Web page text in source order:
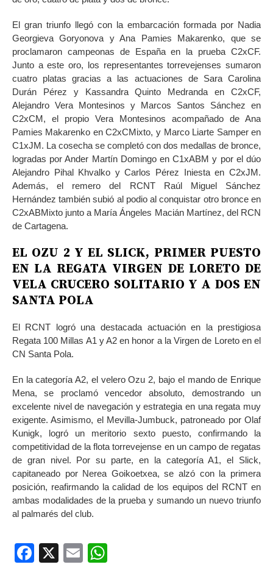
El gran triunfo llegó con la embarcación formada por Nadia
Georgieva Goryonova y Ana Pamies Makarenko, que se
proclamaron campeonas de España en la prueba C2xCF.
Junto a este oro, los representantes torrevejenses sumaron
cuatro platas gracias a las actuaciones de Sara Carolina
Durán Pérez y Kassandra Quinto Medranda en C2xCF,
Alejandro Vera Montesinos y Marcos Santos Sánchez en
C2xCM, el propio Vera Montesinos acompañado de Ana
Pamies Makarenko en C2xCMixto, y Marco Liarte Samper en
C1xJM. La cosecha se completó con dos medallas de bronce,
logradas por Ander Martín Domingo en C1xABM y por el dúo
Alejandro Pihal Khvalko y Carlos Pérez Iniesta en C2xJM.
Además, el remero del RCNT Raúl Miguel Sánchez
Hernández también subió al podio al conquistar otro bronce en
C2xABMixto junto a María Ángeles Macián Martínez, del RCN
de Cartagena.
EL OZU 2 Y EL SLICK, PRIMER PUESTO
EN LA REGATA VIRGEN DE LORETO DE
VELA CRUCERO SOLITARIO Y A DOS EN
SANTA POLA
El RCNT logró una destacada actuación en la prestigiosa
Regata 100 Millas A1 y A2 en honor a la Virgen de Loreto en el
CN Santa Pola.
En la categoría A2, el velero Ozu 2, bajo el mando de Enrique
Mena, se proclamó vencedor absoluto, demostrando un
excelente nivel de navegación y estrategia en una regata muy
exigente. Asimismo, el Mevilla-Jumbuck, patroneado por Olaf
Kunigk, logró un meritorio sexto puesto, confirmando la
competitividad de la flota torrevejense en un campo de regatas
de gran nivel. Por su parte, en la categoría A1, el Slick,
capitaneado por Nerea Goikoetxea, se alzó con la primera
posición, reafirmando la calidad de los equipos del RCNT en
ambas modalidades de la prueba y sumando un nuevo triunfo
al palmarés del club.
Facebook
X Email